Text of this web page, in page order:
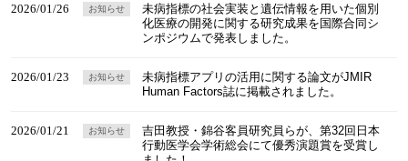
2026/01/26
未病指標の社会実装と遺伝情報を用いた個別
化医療の開発に関する研究成果を国際合同シ
ンポジウムで発表しました。
お知らせ
2026/01/23
未病指標アプリの活用に関する論文がJMIR
Human Factors誌に掲載されました。
お知らせ
2026/01/21
吉田教授・錦谷客員研究員らが、第32回日本
行動医学会学術総会にて優秀演題賞を受賞し
お知らせ